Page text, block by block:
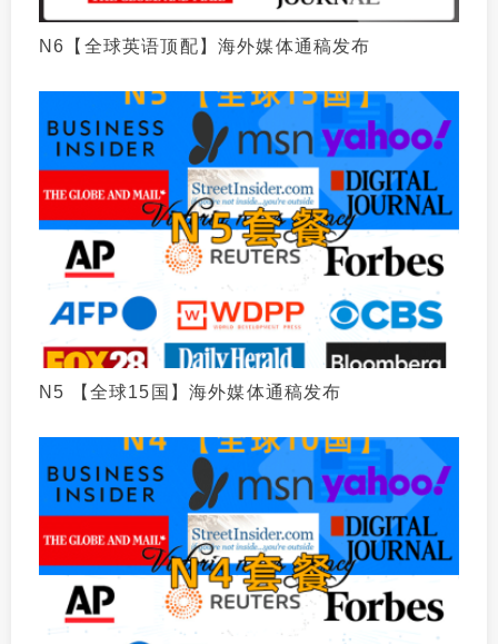
N6【全球英语顶配】海外媒体通稿发布
N5 【全球15国】海外媒体通稿发布